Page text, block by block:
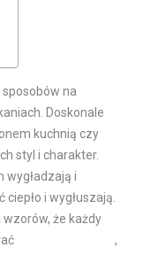
na
Doskonale
kuchnią czy
styl i charakter.
wygładzają i
i wygłuszają.
że każdy
,